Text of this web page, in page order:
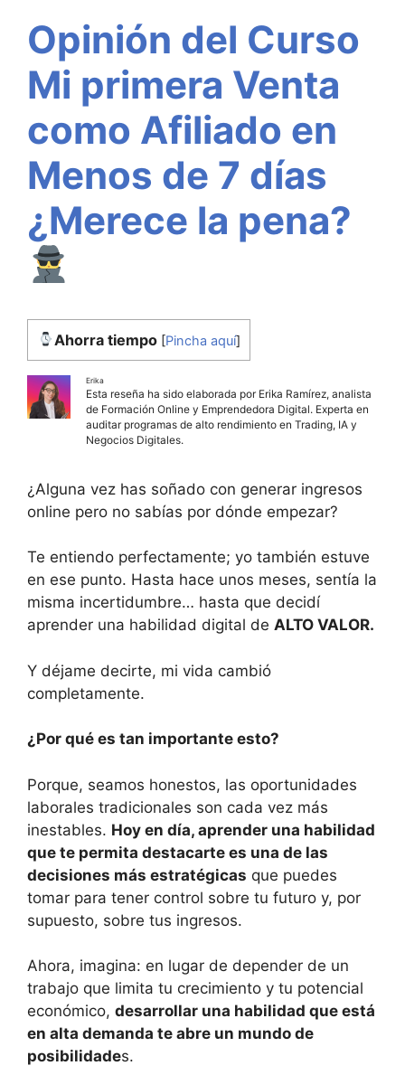
Opinión del Curso
Mi primera Venta
como Afiliado en
Menos de 7 días
¿Merece la pena?
Ahorra tiempo [Pincha aquí]
Erika
Esta reseña ha sido elaborada por Erika Ramírez, analista
de Formación Online y Emprendedora Digital. Experta en
auditar programas de alto rendimiento en Trading, IA y
Negocios Digitales.
¿Alguna vez has soñado con generar ingresos
online pero no sabías por dónde empezar?
Te entiendo perfectamente; yo también estuve
en ese punto. Hasta hace unos meses, sentía la
misma incertidumbre… hasta que decidí
aprender una habilidad digital de ALTO VALOR.
Y déjame decirte, mi vida cambió
completamente.
¿Por qué es tan importante esto?
Porque, seamos honestos, las oportunidades
laborales tradicionales son cada vez más
inestables. Hoy en día, aprender una habilidad
que te permita destacarte es una de las
decisiones más estratégicas que puedes
tomar para tener control sobre tu futuro y, por
supuesto, sobre tus ingresos.
Ahora, imagina: en lugar de depender de un
trabajo que limita tu crecimiento y tu potencial
económico, desarrollar una habilidad que está
en alta demanda te abre un mundo de
posibilidades.